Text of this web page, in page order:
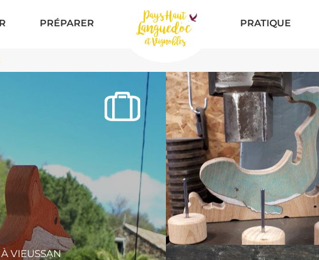
PRÉPARER PRATIQUE
À VIEUSSAN